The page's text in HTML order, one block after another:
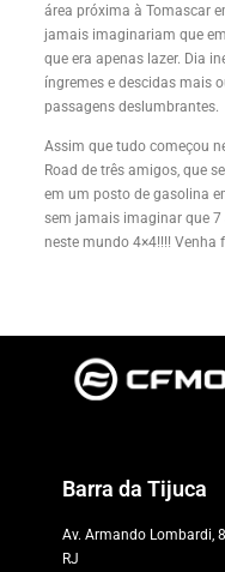
área próxima à Tomascar
jamais imaginariam que
que era apenas lazer. Dia
íngremes e descidas mais
passagens deslumbrantes.
Assim que tudo começou
Road de três amigos, que
em um posto de gasolina
sem jamais imaginar que
neste mundo 4×4!!!! Venha
Barra da Tijuca
Av. Armando Lombardi,
RJ